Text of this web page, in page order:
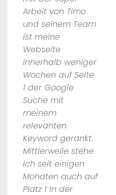
Arbeit von Timo
und seinem Team
ist meine
Webseite
innerhalb weniger
Wochen auf Seite
1 der Google
Suche mit
meinem
relevanten
Keyword gerankt.
Mittlerweile stehe
ich seit einigen
Monaten auch auf
Platz 1 in der